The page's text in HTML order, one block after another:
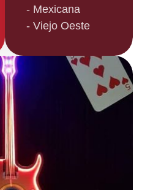
- Mexicana
- Viejo Oeste